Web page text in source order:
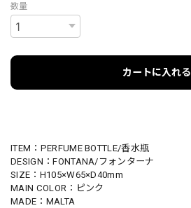
数量
カートに入れる
ITEM：PERFUME BOTTLE/香水瓶
DESIGN：FONTANA/フォンターナ
SIZE：H105×W65×D40mm
MAIN COLOR：ピンク
MADE：MALTA